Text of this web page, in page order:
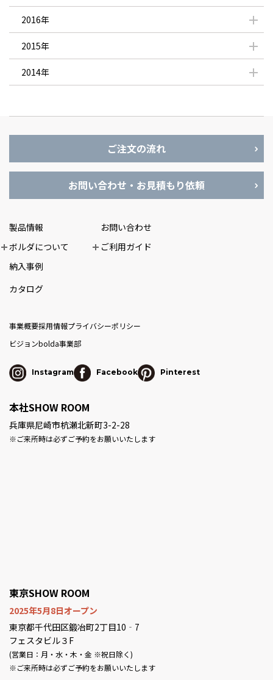
2016年
2015年
2014年
ご注文の流れ
お問い合わせ・お見積もり依頼
製品情報
ボルダについて
納入事例
カタログ
お問い合わせ
ご利用ガイド
事業概要採用情報プライバシーポリシー
ビジョンbolda事業部
Instagram Facebook Pinterest
本社SHOW ROOM
兵庫県尼崎市杭瀬北新町3-2-28
※ご来所時は必ずご予約をお願いいたします
東京SHOW ROOM
2025年5月8日オープン
東京都千代田区鍛冶町2丁目10‐7
フェスタビル３F
(営業日：月・水・木・金 ※祝日除く)
※ご来所時は必ずご予約をお願いいたします